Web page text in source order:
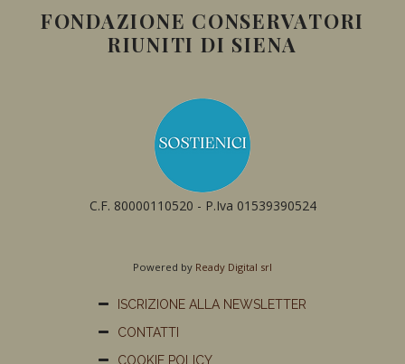
FONDAZIONE CONSERVATORI
RIUNITI DI SIENA
C.F. 80000110520 - P.Iva 01539390524
Powered by Ready Digital srl
ISCRIZIONE ALLA NEWSLETTER
CONTATTI
COOKIE POLICY